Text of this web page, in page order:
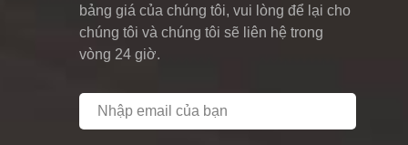
bảng giá của chúng tôi, vui lòng để lại cho
chúng tôi và chúng tôi sẽ liên hệ trong
vòng 24 giờ.